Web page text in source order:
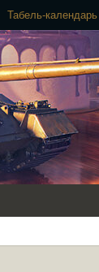
Табель-календарь